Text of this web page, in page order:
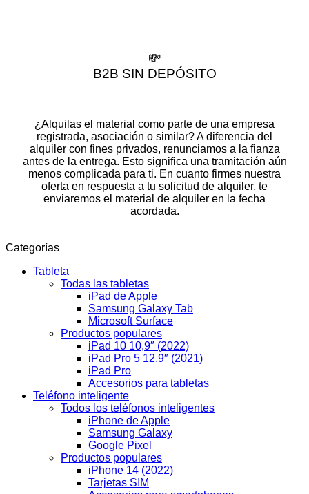
💸
B2B SIN DEPÓSITO
¿Alquilas el material como parte de una empresa
registrada, asociación o similar? A diferencia del
alquiler con fines privados, renunciamos a la fianza
antes de la entrega. Esto significa una tramitación aún
menos complicada para ti. En cuanto firmes nuestra
oferta en respuesta a tu solicitud de alquiler, te
enviaremos el material de alquiler en la fecha
acordada.
Categorías
Tableta
Todas las tabletas
iPad de Apple
Samsung Galaxy Tab
Microsoft Surface
Productos populares
iPad 10 10,9″ (2022)
iPad Pro 5 12,9″ (2021)
iPad Pro
Accesorios para tabletas
Teléfono inteligente
Todos los teléfonos inteligentes
iPhone de Apple
Samsung Galaxy
Google Pixel
Productos populares
iPhone 14 (2022)
Tarjetas SIM